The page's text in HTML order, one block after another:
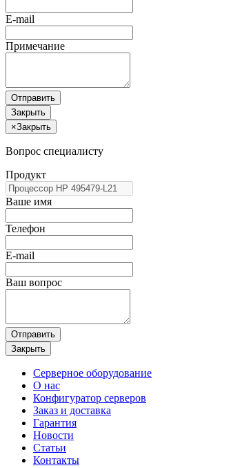
E-mail
Примечание
Отправить
Закрыть
×Закрыть
Вопрос специалисту
Продукт
Ваше имя
Телефон
E-mail
Ваш вопрос
Отправить
Закрыть
Серверное оборудование
О нас
Конфигуратор серверов
Заказ и доставка
Гарантия
Новости
Статьи
Контакты